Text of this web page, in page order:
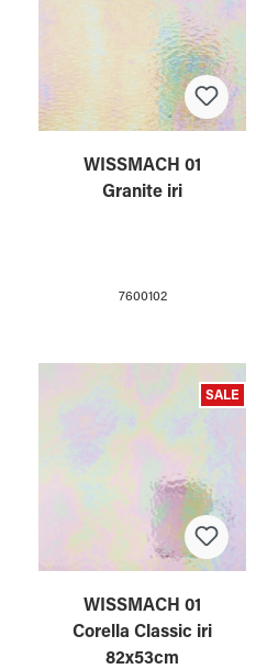
WISSMACH 01
Granite iri
7600102
SALE
WISSMACH 01
Corella Classic iri
82x53cm